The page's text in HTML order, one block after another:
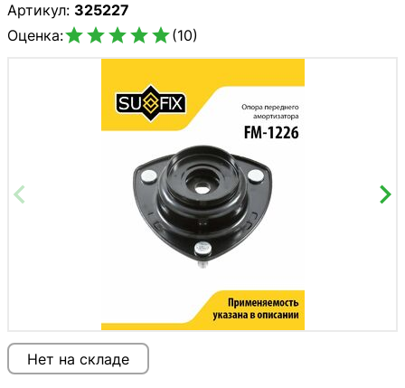
Артикул: 325227
Оценка:(10)
Нет на складе